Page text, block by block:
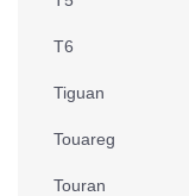
T6
Tiguan
Touareg
Touran